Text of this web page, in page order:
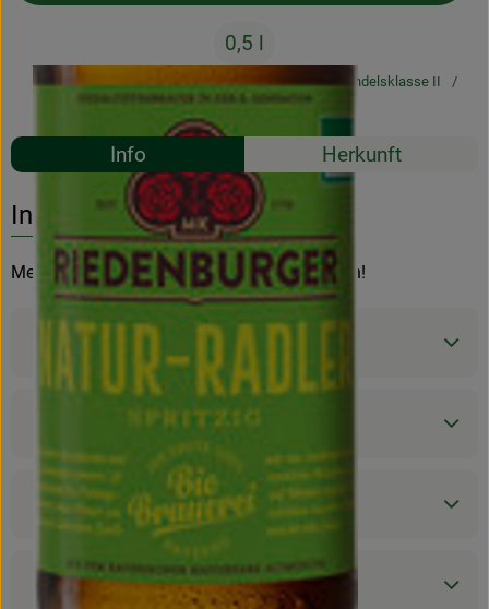
0,5 l
#51315 1,79 €/ 0,5 l 3,58 €/ l 19% MwSt
Handelsklasse II
Mehrweg
Rezepte
Info Herkunft
Entdecke passende RezepteEs wurden
Info
Mehrweg: Bitte über das Leergut zurückgeben!
Produktinformationen
Nährwert-Info
Produktdatenblatt